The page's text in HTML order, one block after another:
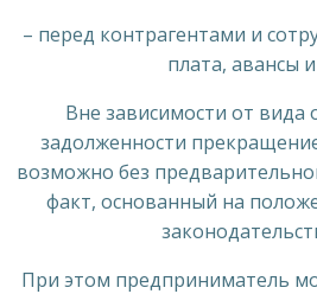
– перед контрагентами и
плата, авансы и
Вне зависимости от вида
задолженности
возможно без
факт, основанный на
При этом предприниматель